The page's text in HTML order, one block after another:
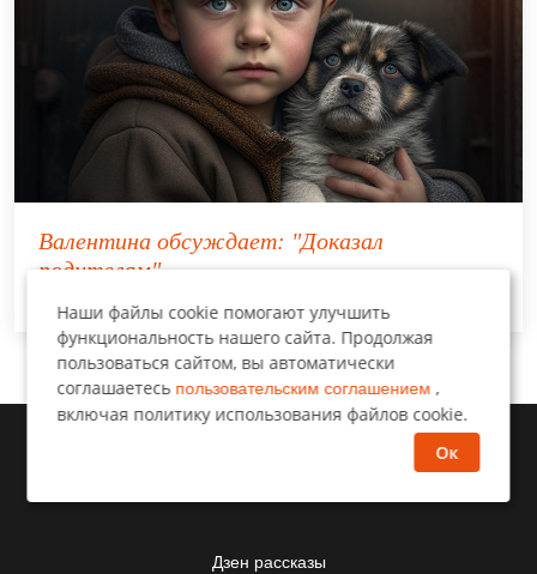
Валентина обсуждает: "Доказал
родителям"
Дзен рассказы
Наши файлы cookie помогают улучшить
функциональность нашего сайта. Продолжая
пользоваться сайтом, вы автоматически
соглашаетесь пользовательским соглашением ,
включая политику использования файлов cookie.
Ок